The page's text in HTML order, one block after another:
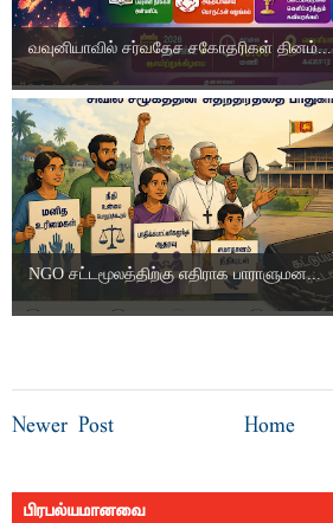
வவுனியாவில் சர்வதேச சகோதரிகள் தினம்...
NGO சட்டமூலத்திற்கு எதிராக பாராளுமன...
Newer Post Home
பிரபல்யமானவை